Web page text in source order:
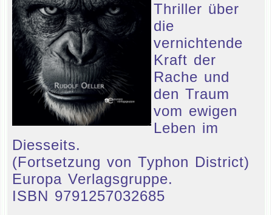
Thriller über
die
vernichtende
Kraft der
Rache und
den Traum
vom ewigen
Leben im
Diesseits.
(Fortsetzung von Typhon District)
Europa Verlagsgruppe.
ISBN 9791257032685